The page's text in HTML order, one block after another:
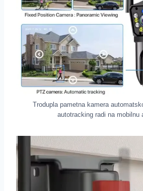
Trodupla pametna kamera
autotracking radi na mobilnu